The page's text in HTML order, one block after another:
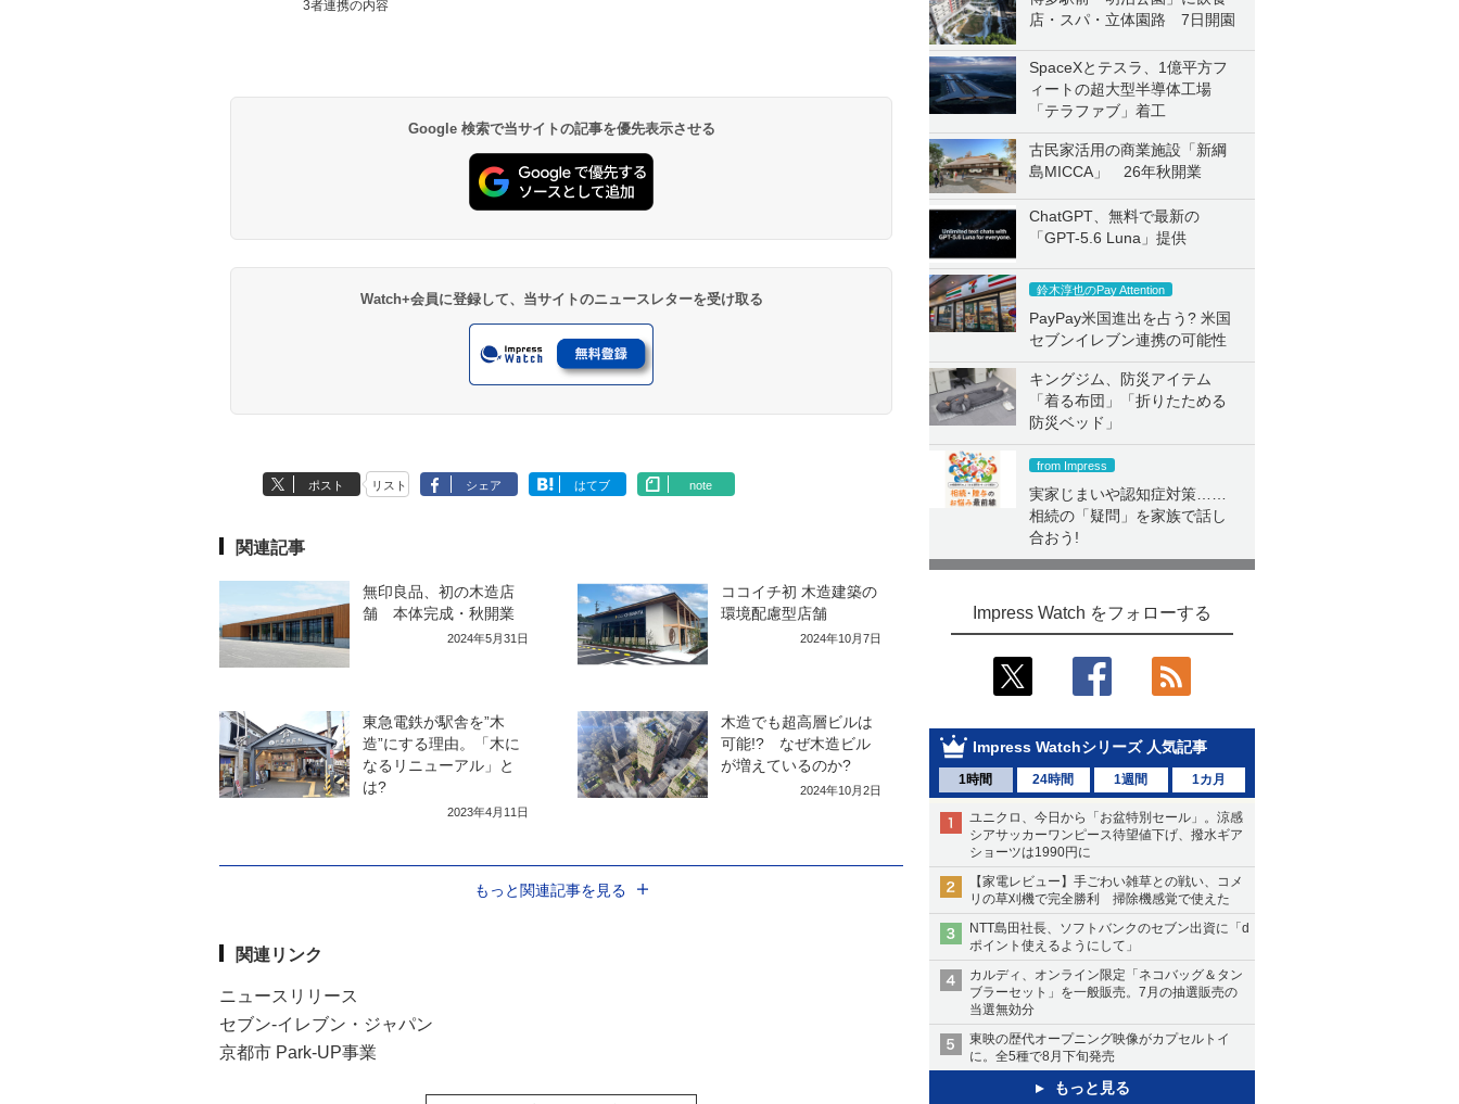
店・スパ・立体園路 7日開園
SpaceXとテスラ、1億平方フ
ィートの超大型半導体工場
「テラファブ」着工
古民家活用の商業施設「新綱
島MICCA」 26年秋開業
ChatGPT、無料で最新の
「GPT-5.6 Luna」提供
鈴木淳也のPay Attention
PayPay米国進出を占う? 米国
セブンイレブン連携の可能性
キングジム、防災アイテム
「着る布団」「折りたためる
防災ベッド」
from Impress
実家じまいや認知症対策……
相続の「疑問」を家族で話し
合おう!
Impress Watch をフォローする
Impress Watchシリーズ 人気記事
1時間 24時間 1週間 1カ月
ユニクロ、今日から「お盆特別セール」。涼感
シアサッカーワンピース待望値下げ、撥水ギア
ショーツは1990円に
【家電レビュー】手ごわい雑草との戦い、コメ
リの草刈機で完全勝利 掃除機感覚で使えた
NTT島田社長、ソフトバンクのセブン出資に「d
ポイント使えるようにして」
カルディ、オンライン限定「ネコバッグ＆タン
ブラーセット」を一般販売。7月の抽選販売の
当選無効分
東映の歴代オープニング映像がカプセルトイ
に。全5種で8月下旬発売
もっと見る
3者連携の内容
Google 検索で当サイトの記事を優先表示させる
Watch+会員に登録して、当サイトのニュースレターを受け取る
ポスト リスト シェア はてブ note
関連記事
無印良品、初の木造店
舗 本体完成・秋開業
2024年5月31日
ココイチ初 木造建築の
環境配慮型店舗
2024年10月7日
東急電鉄が駅舎を”木
造”にする理由。「木に
なるリニューアル」と
は?
2023年4月11日
木造でも超高層ビルは
可能!? なぜ木造ビル
が増えているのか?
2024年10月2日
もっと関連記事を見る
関連リンク
ニュースリリース
セブン‐イレブン・ジャパン
京都市 Park-UP事業